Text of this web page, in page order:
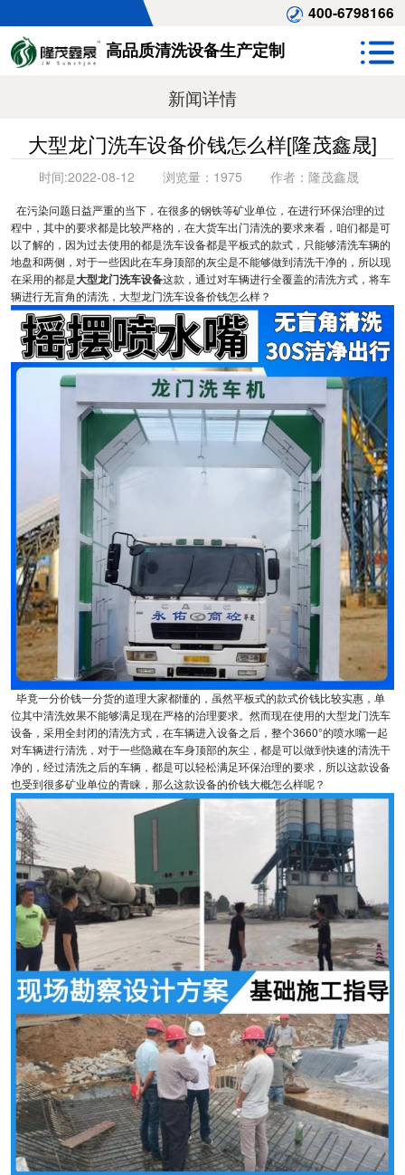
400-6798166
高品质清洗设备生产定制
新闻详情
大型龙门洗车设备价钱怎么样[隆茂鑫晟]
时间:2022-08-12 浏览量： 1975 作者： 隆茂鑫晟
在污染问题日益严重的当下，在很多的钢铁等矿业单位，在进行环保治理的过
程中，其中的要求都是比较严格的，在大货车出门清洗的要求来看，咱们都是可
以了解的，因为过去使用的都是洗车设备都是平板式的款式，只能够清洗车辆的
地盘和两侧，对于一些因此在车身顶部的灰尘是不能够做到清洗干净的，所以现
在采用的都是大型龙门洗车设备这款，通过对车辆进行全覆盖的清洗方式，将车
辆进行无盲角的清洗，大型龙门洗车设备价钱怎么样？
毕竟一分价钱一分货的道理大家都懂的，虽然平板式的款式价钱比较实惠，单
位其中清洗效果不能够满足现在严格的治理要求。然而现在使用的大型龙门洗车
设备，采用全封闭的清洗方式，在车辆进入设备之后，整个3660°的喷水嘴一起
对车辆进行清洗，对于一些隐藏在车身顶部的灰尘，都是可以做到快速的清洗干
净的，经过清洗之后的车辆，都是可以轻松满足环保治理的要求，所以这款设备
也受到很多矿业单位的青睐，那么这款设备的价钱大概怎么样呢？